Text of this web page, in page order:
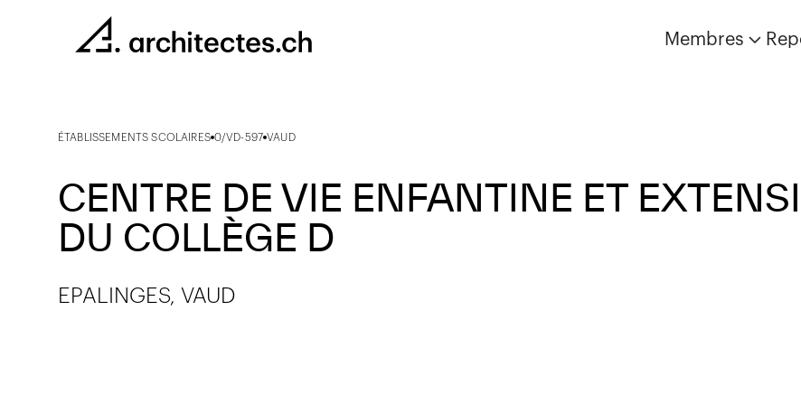
Membres
ÉTABLISSEMENTS SCOLAIRES 0/VD-597 VAUD
CENTRE DE VIE ENFANTINE ET
DU COLLÈGE D
EPALINGES, VAUD